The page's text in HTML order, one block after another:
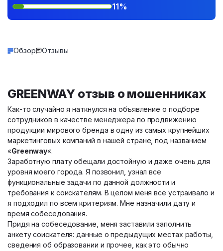
11%
Обзор Отзывы
GREENWAY отзыв о мошенниках
Как-то случайно я наткнулся на объявление о подборе
сотрудников в качестве менеджера по продвижению
продукции мирового бренда в одну из самых крупнейших
маркетинговых компаний в нашей стране, под названием
«Greenway«.
Заработную плату обещали достойную и даже очень для
уровня моего города. Я позвонил, узнал все
функциональные задачи по данной должности и
требования к соискателям. В целом меня все устраивало и
я подходил по всем критериям. Мне назначили дату и
время собеседования.
Придя на собеседование, меня заставили заполнить
анкету соискателя: данные о предыдущих местах работы,
сведения об образовании и прочее, как это обычно